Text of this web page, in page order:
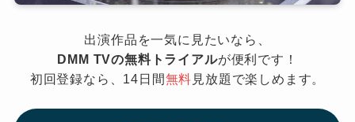
出演作品を一気に見たいなら、
DMM TVの無料トライアルが便利です！
初回登録なら、14日間無料 見放題で楽しめます。